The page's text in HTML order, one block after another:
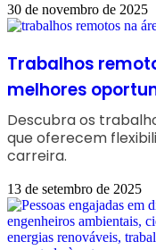
30 de novembro de 2025
Trabalhos
melhores
Descubra os
que oferecem
carreira.
13 de setembro de 2025